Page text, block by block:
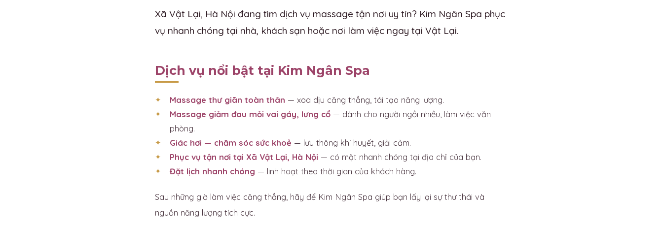
Xã Vật Lại, Hà Nội đang tìm dịch vụ massage tận nơi uy tín? Kim Ngân Spa phục
vụ nhanh chóng tại nhà, khách sạn hoặc nơi làm việc ngay tại Vật Lại.
Dịch vụ nổi bật tại Kim Ngân Spa
Massage thư giãn toàn thân — xoa dịu căng thẳng, tái tạo năng lượng.
Massage giảm đau mỏi vai gáy, lưng cổ — dành cho người ngồi nhiều, làm việc văn
phòng.
Giác hơi — chăm sóc sức khoẻ — lưu thông khí huyết, giải cảm.
Phục vụ tận nơi tại Xã Vật Lại, Hà Nội — có mặt nhanh chóng tại địa chỉ của bạn.
Đặt lịch nhanh chóng — linh hoạt theo thời gian của khách hàng.
Sau những giờ làm việc căng thẳng, hãy để Kim Ngân Spa giúp bạn lấy lại sự thư thái và
nguồn năng lượng tích cực.